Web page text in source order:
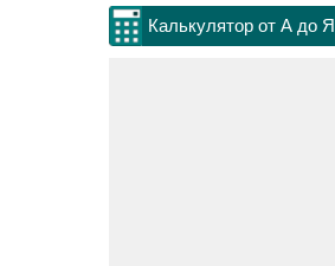
Калькулятор от А до Я